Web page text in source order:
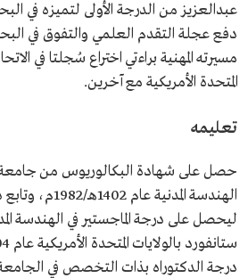
المدنية.
ماجستير ودكتوراه في
ستانفورد بالولايات المتحدة
حياته العملية
عضو هيئة التدريس سابقًا
شريك مؤسس ورئيس تنفيذي
إنجازات
حصل على وسام الملك
البحث العلمي.
حصل على براءتي اختراع
الولايات المتحدة الأمريكية
عبدالعزيز من الدرجة الأولى لتميزه في
دفع عجلة التقدم العلمي والتفوق في
مسيرته المهنية براءتي اختراع سُجلتا في
المتحدة الأمريكية مع آخرين.
تعليمه
حصل على شهادة البكالوريوس من
الهندسة المدنية
ليحصل على درجة الماجستير في الهندسة
درجة الدكتوراه بذات التخصص في